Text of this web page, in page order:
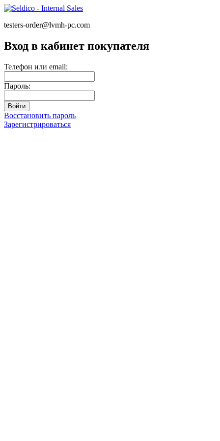
testers-order@lvmh-pc.com
Вход в кабинет покупателя
Телефон или email:
Пароль:
Восстановить пароль
Зарегистрироваться